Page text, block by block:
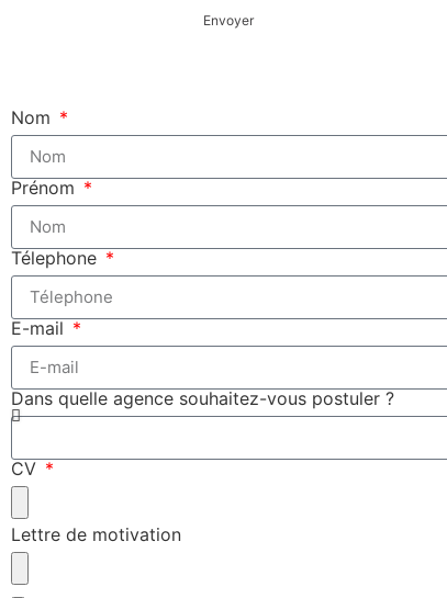
Envoyer
Nom
Prénom
Télephone
E-mail
Dans quelle agence souhaitez-vous postuler ?
CV
Lettre de motivation